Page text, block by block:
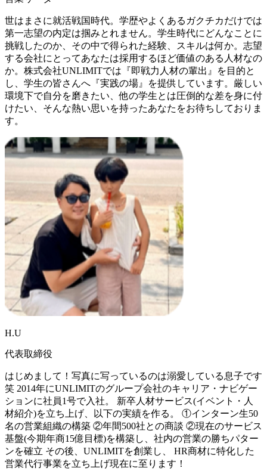
世はまさに就活戦国時代。学歴やよくあるガクチカだけでは
第一志望の内定は掴みとれません。学生時代にどんなことに
挑戦したのか、その中で得られた経験、スキルは何か。志望
する会社にとってあなたは採用するほど価値のある人材なの
か。株式会社UNLIMITでは『即戦力人材の輩出』を目的と
し、学生の皆さんへ『実践の場』を提供しています。厳しい
環境下で自分を磨きたい、他の学生とは圧倒的な差を身に付
けたい、そんな熱い思いを持ったあなたをお待ちしておりま
す。
H.U
代表取締役
はじめまして！写真に写っているのは溺愛している息子です
笑 2014年にUNLIMITのグループ会社のキャリア・ナビゲー
ションに社員1号で入社。 新卒人材サービス(イベント・人
材紹介)を立ち上げ、以下の実績を作る。 ①インターン生50
名の営業組織の構築 ②年間500社との商談 ②現在のサービス
基盤(今期年商15億目標)を構築し、社内の営業の勝ちパター
ンを確立 その後、UNLIMITを創業し、 HR商材に特化した
営業代行事業を立ち上げ現在に至ります！